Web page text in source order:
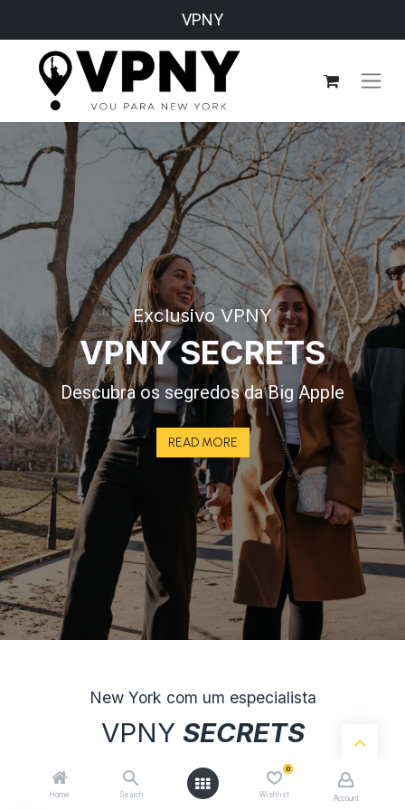
Home Search
0
Wishlist Account
VPNY
Exclusivo VPNY
VPNY SECRETS
Descubra os segredos da Big Apple
READ MORE
New York com um especialista
VPNY SECRETS